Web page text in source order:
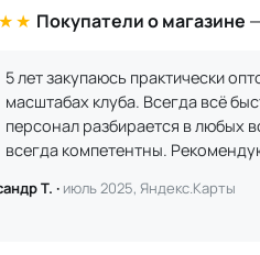
Покупатели о магазине
5 лет закупаюсь практически
масштабах клуба. Всегда всё
персонал разбирается в любых
всегда компетентны.
Т. · июль 2025, Яндекс.Карты